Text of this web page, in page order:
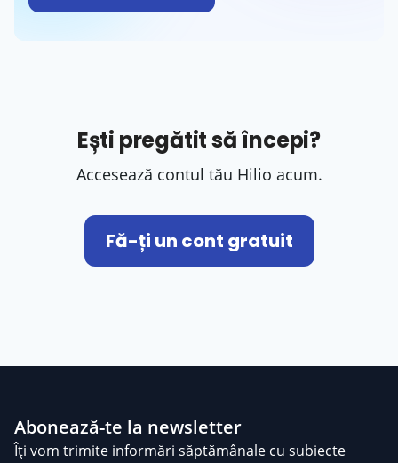
Ești pregătit să începi?
Accesează contul tău Hilio acum.
Fă-ți un cont gratuit
Abonează-te la newsletter
Îți vom trimite informări săptămânale cu subiecte